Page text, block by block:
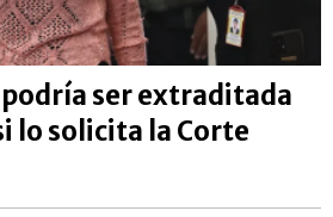
podría ser extraditada
lo solicita la Corte